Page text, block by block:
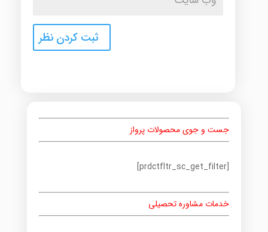
جست و جوی محصولات پرواز
[prdctfltr_sc_get_filter]
خدمات مشاوره تحصیلی